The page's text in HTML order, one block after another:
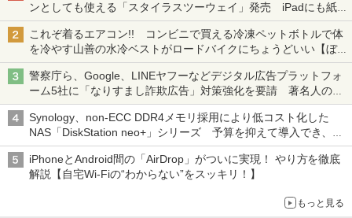
ンとしても使える「スタイラスツーウェイ」発売 iPadにも紙に
も、持ち替えずに書き込める
これぞ着るエアコン!! コンビニで買える冷凍ペットボトルで体
を冷やす山善の水冷ベストがロードバイクにちょうどいい【ぼっ
ち・ざ・ろーど！その14】【空いた時間でなにしてる？】
警察庁ら、Google、LINEヤフーなどデジタル広告プラットフォ
ーム5社に「なりすまし詐欺広告」対策強化を要請 著名人の写
真や映像を使った投資詐欺などへの対策として
Synology、non-ECC DDR4メモリ採用により低コスト化した
NAS「DiskStation neo+」シリーズ 予算を抑えて導入でき、
ECCメモリへのアップグレードも可能
iPhoneとAndroid間の「AirDrop」がついに実現！ やり方を徹底
解説【自宅Wi-Fiの“わからない”をスッキリ！】
もっと見る